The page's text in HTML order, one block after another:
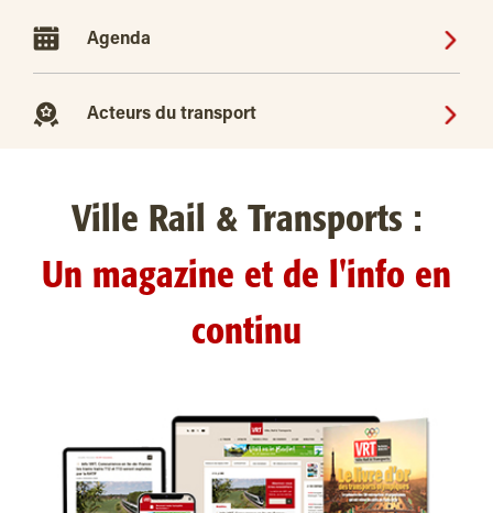
Agenda
Acteurs du transport
Ville Rail & Transports :
Un magazine et de l'info en
continu